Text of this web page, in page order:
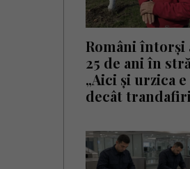
Români întorși
25 de ani în
„Aici și urzica
decât